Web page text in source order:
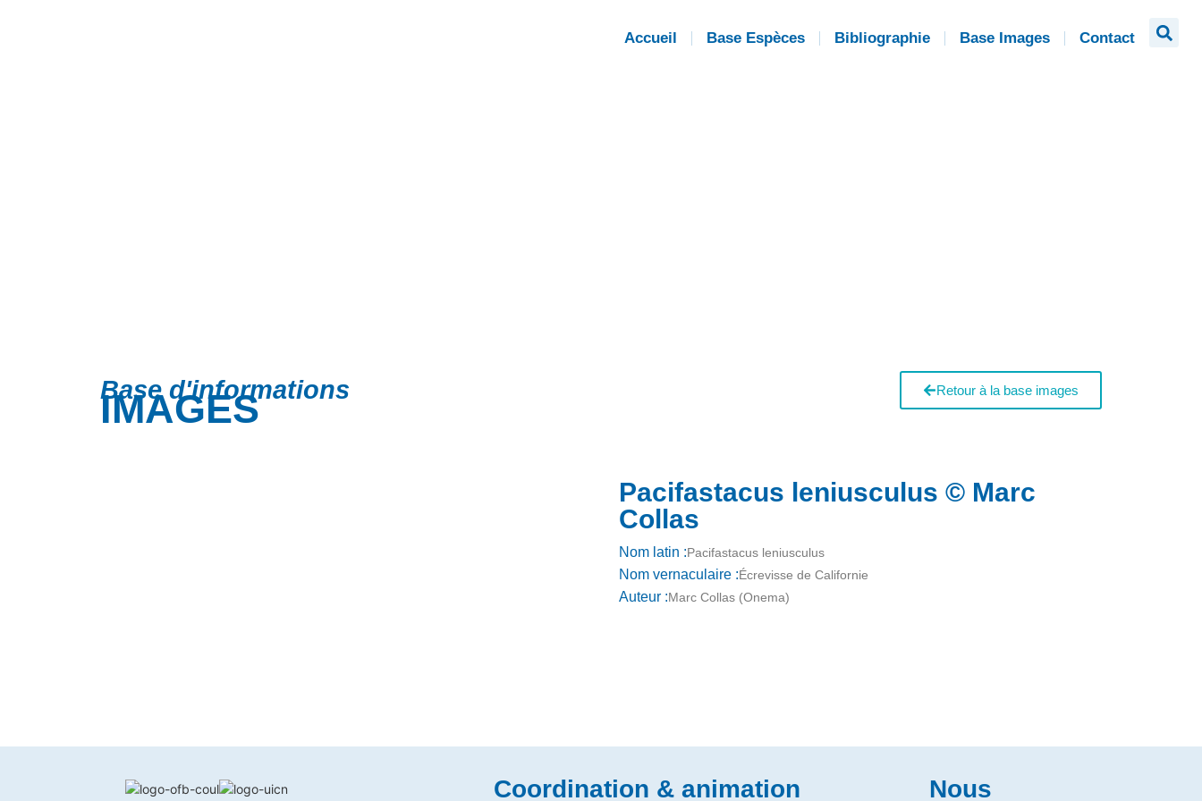
Accueil Base Espèces Bibliographie Base Images Contact
Base d'informations
IMAGES Retour à la base images
Pacifastacus leniusculus © Marc
Collas
Nom latin :Pacifastacus leniusculus
Nom vernaculaire :Écrevisse de Californie
Auteur :Marc Collas (Onema)
Coordination & animation
Nous